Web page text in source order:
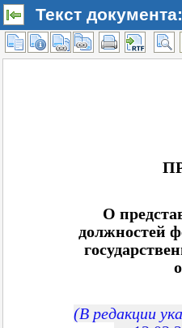
Текст документа: